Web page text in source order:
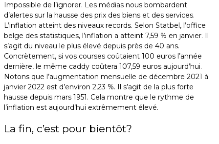
Impossible de l’ignorer. Les médias nous bombardent
d’alertes sur la hausse des prix des biens et des services.
L’inflation atteint des niveaux records. Selon Statbel, l’office
belge des statistiques, l’inflation a atteint 7,59 % en janvier. Il
s’agit du niveau le plus élevé depuis près de 40 ans.
Concrètement, si vos courses coûtaient 100 euros l’année
dernière, le même caddy coûtera 107,59 euros aujourd’hui.
Notons que l’augmentation mensuelle de décembre 2021 à
janvier 2022 est d’environ 2,23 %. Il s’agit de la plus forte
hausse depuis mars 1951. Cela montre que le rythme de
l’inflation est aujourd’hui extrêmement élevé.
La fin, c’est pour bientôt?